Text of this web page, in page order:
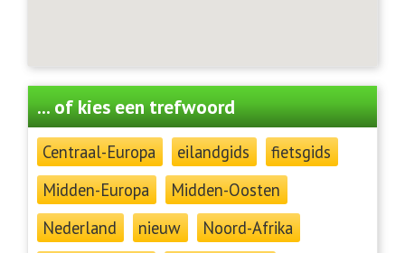
... of kies een trefwoord
Centraal-Europa eilandgids
fietsgids
Midden-Europa
Midden-Oosten
Nederland
nieuw
Noord-Afrika